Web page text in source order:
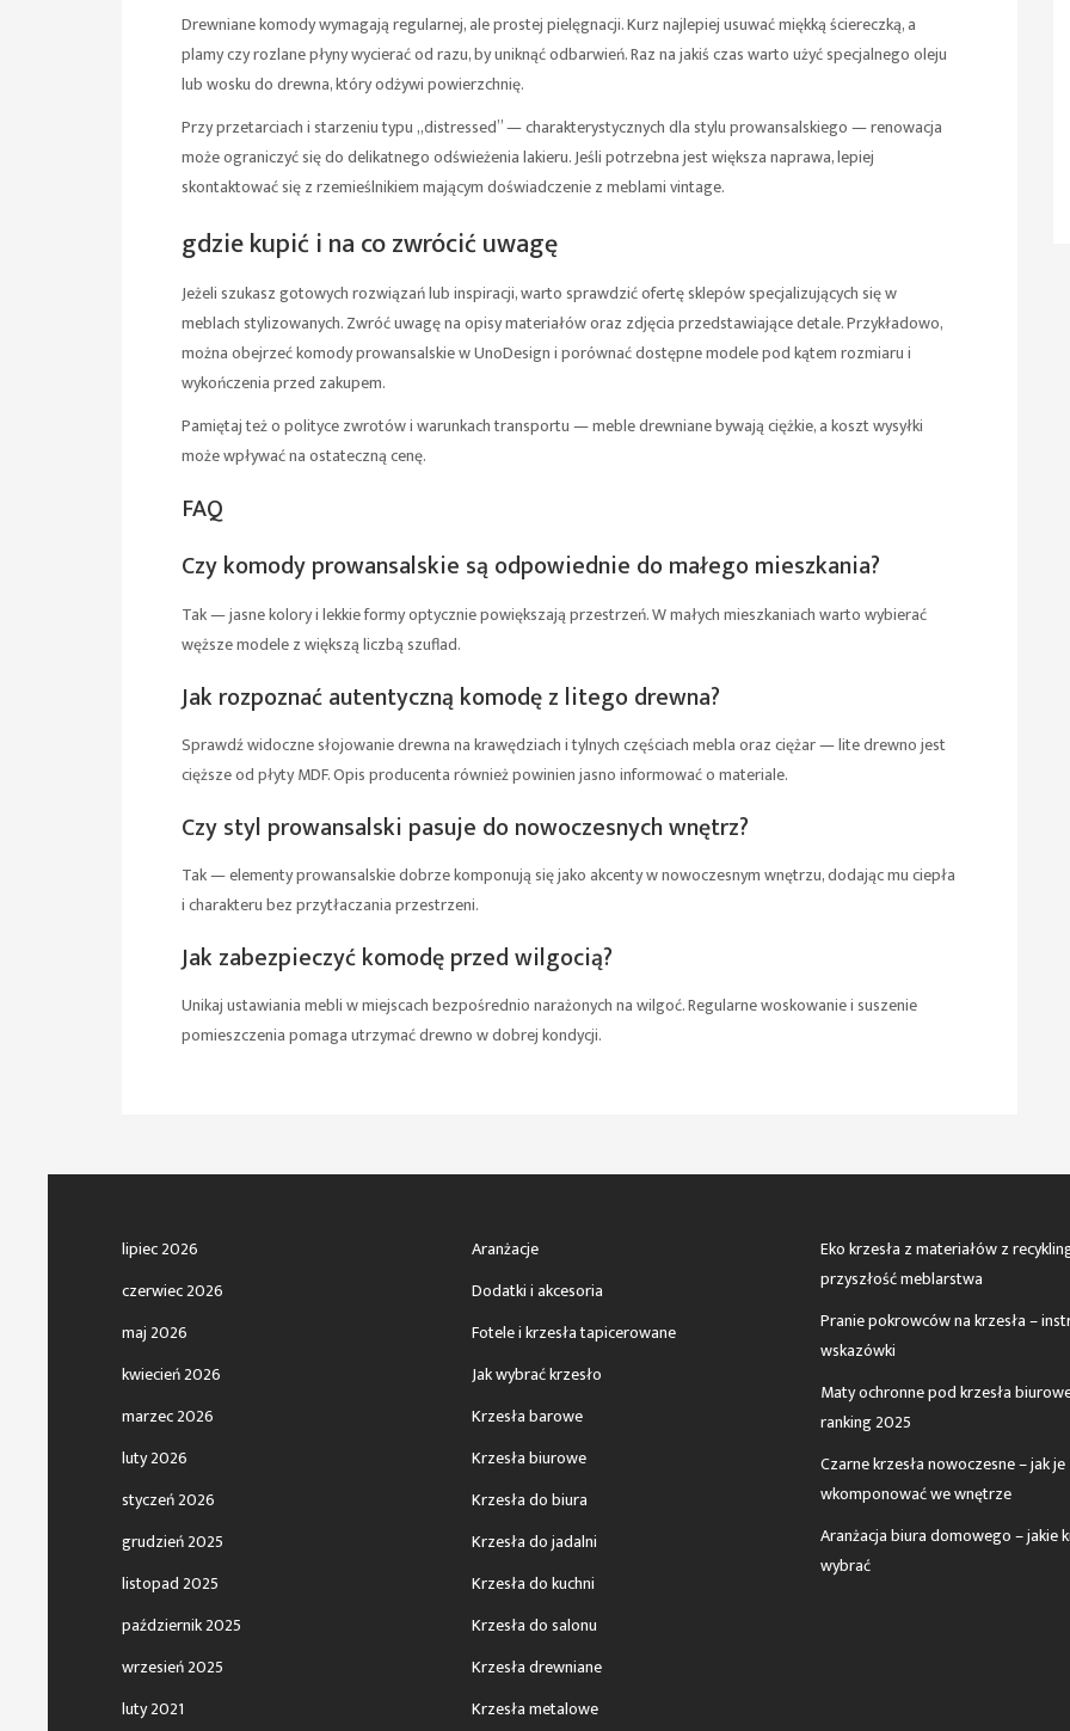
Drewniane komody wymagają regularnej, ale prostej pielęgnacji. Kurz najlepiej usuwać miękką ściereczką, a
plamy czy rozlane płyny wycierać od razu, by uniknąć odbarwień. Raz na jakiś czas warto użyć specjalnego oleju
lub wosku do drewna, który odżywi powierzchnię.
Przy przetarciach i starzeniu typu „distressed” — charakterystycznych dla stylu prowansalskiego — renowacja
może ograniczyć się do delikatnego odświeżenia lakieru. Jeśli potrzebna jest większa naprawa, lepiej
skontaktować się z rzemieślnikiem mającym doświadczenie z meblami vintage.
gdzie kupić i na co zwrócić uwagę
Jeżeli szukasz gotowych rozwiązań lub inspiracji, warto sprawdzić ofertę sklepów specjalizujących się w
meblach stylizowanych. Zwróć uwagę na opisy materiałów oraz zdjęcia przedstawiające detale. Przykładowo,
można obejrzećkomody prowansalskie w UnoDesigni porównać dostępne modele pod kątem rozmiaru i
wykończenia przed zakupem.
Pamiętaj też o polityce zwrotów i warunkach transportu — meble drewniane bywają ciężkie, a koszt wysyłki
może wpływać na ostateczną cenę.
FAQ
Czy komody prowansalskie są odpowiednie do małego mieszkania?
Tak — jasne kolory i lekkie formy optycznie powiększają przestrzeń. W małych mieszkaniach warto wybierać
węższe modele z większą liczbą szuflad.
Jak rozpoznać autentyczną komodę z litego drewna?
Sprawdź widoczne słojowanie drewna na krawędziach i tylnych częściach mebla oraz ciężar — lite drewno jest
cięższe od płyty MDF. Opis producenta również powinien jasno informować o materiale.
Czy styl prowansalski pasuje do nowoczesnych wnętrz?
Tak — elementy prowansalskie dobrze komponują się jako akcenty w nowoczesnym wnętrzu, dodając mu ciepła
i charakteru bez przytłaczania przestrzeni.
Jak zabezpieczyć komodę przed wilgocią?
Unikaj ustawiania mebli w miejscach bezpośrednio narażonych na wilgoć. Regularne woskowanie i suszenie
pomieszczenia pomaga utrzymać drewno w dobrej kondycji.
lipiec 2026
czerwiec 2026
maj 2026
kwiecień 2026
marzec 2026
luty 2026
styczeń 2026
grudzień 2025
listopad 2025
październik 2025
wrzesień 2025
luty 2021
Aranżacje
Dodatki i akcesoria
Fotele i krzesła tapicerowane
Jak wybrać krzesło
Krzesła barowe
Krzesła biurowe
Krzesła do biura
Krzesła do jadalni
Krzesła do kuchni
Krzesła do salonu
Krzesła drewniane
Krzesła metalowe
Eko krzesła z materiałów z
przyszłość meblarstwa
Pranie pokrowców na krzesła –
wskazówki
Maty ochronne pod krzesła
ranking 2025
Czarne krzesła nowoczesne – jak je
wkomponować we wnętrze
Aranżacja biura domowego – jakie
wybrać